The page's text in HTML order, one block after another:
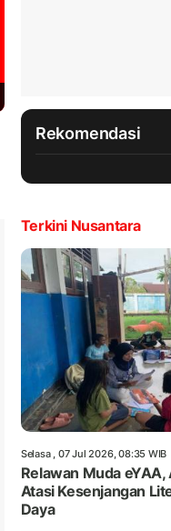
Rekomendasi
Terkini Nusantara
Selasa , 07 Jul 2026, 08:35 WIB
Relawan Muda
Atasi Kesenjangan
Daya